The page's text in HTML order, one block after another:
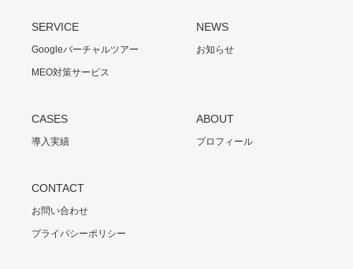
SERVICE
Googleバーチャルツアー
MEO対策サービス
NEWS
お知らせ
CASES
導入実績
ABOUT
プロフィール
CONTACT
お問い合わせ
プライバシーポリシー